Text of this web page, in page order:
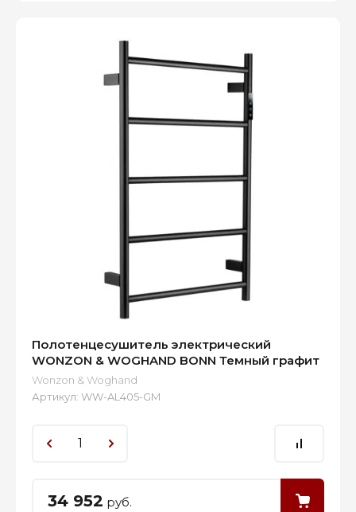
Полотенцесушитель электрический
WONZON & WOGHAND BONN Темный графит
Wonzon & Woghand
Артикул: WW-AL405-GM
34 952 руб.